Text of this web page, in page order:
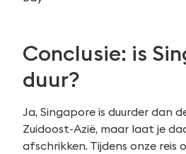
Conclusie: is
duur?
Ja, Singapore is duurder dan
Zuidoost-Azië, maar laat je
afschrikken. Tijdens onze